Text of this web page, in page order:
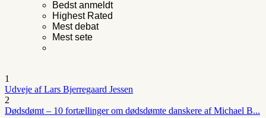
Bedst anmeldt
Highest Rated
Mest debat
Mest sete
1
Udveje af Lars Bjerregaard Jessen
2
Dødsdømt – 10 fortællinger om dødsdømte danskere af Michael B...